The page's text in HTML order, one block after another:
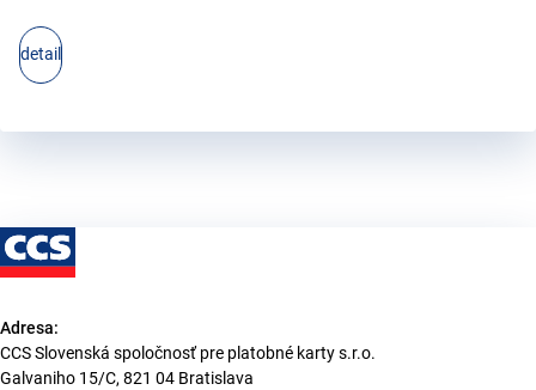
detail
Adresa:
CCS Slovenská spoločnosť pre platobné karty s.r.o.
Galvaniho 15/C, 821 04 Bratislava